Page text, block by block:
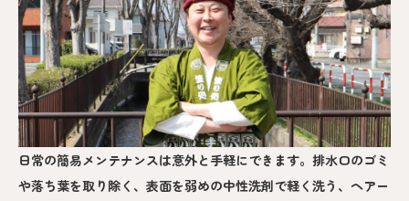
日常の簡易メンテナンスは意外と手軽にできます。排水口のゴミ
や落ち葉を取り除く、表面を弱めの中性洗剤で軽く洗う、ヘアー